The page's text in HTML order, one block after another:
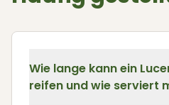
Wie lange kann ein
reifen und wie serviert